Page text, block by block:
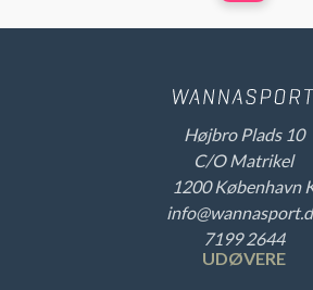
Højbro Plads 10
C/O Matrikel
1200 København
7199 2644
UDØVERE